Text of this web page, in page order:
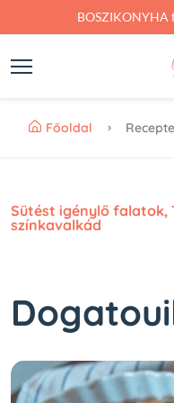
Skip to main content
Főoldal
Sütést igénylő falatok,
színkavalkád